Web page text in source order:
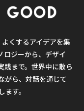
くするアイデアを集
ロジーから、デザイ
践まで。世界中に散ら
がら、対話を通じて
ます。